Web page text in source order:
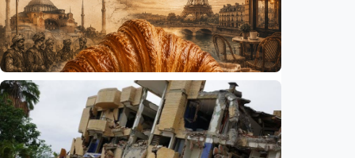
Humaniora
Kisah – Croissant ternyata menyimpan kisah
perang Islam dan Eropa yang jarang
diceritakan